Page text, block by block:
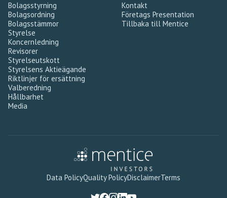
Bolagsstyrning
Bolagsordning
Bolagsstämmor
Styrelse
Koncernledning
Revisorer
Styrelseutskott
Styrelsens Aktieägande
Riktlinjer för ersättning
Valberedning
Hållbarhet
Media
Kontakt
Företags Presentation
Tillbaka till Mentice
Data PolicyQuality PolicyDisclaimerTerms